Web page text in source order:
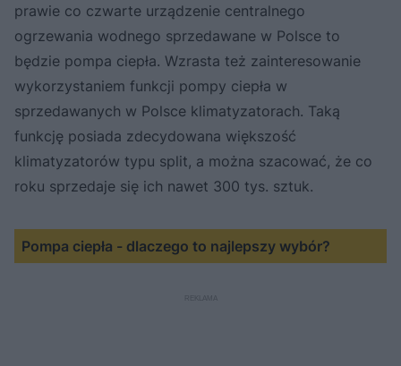
prawie co czwarte urządzenie centralnego
ogrzewania wodnego sprzedawane w Polsce to
będzie pompa ciepła. Wzrasta też zainteresowanie
wykorzystaniem funkcji pompy ciepła w
sprzedawanych w Polsce klimatyzatorach. Taką
funkcję posiada zdecydowana większość
klimatyzatorów typu split, a można szacować, że co
roku sprzedaje się ich nawet 300 tys. sztuk.
Pompa ciepła - dlaczego to najlepszy wybór?